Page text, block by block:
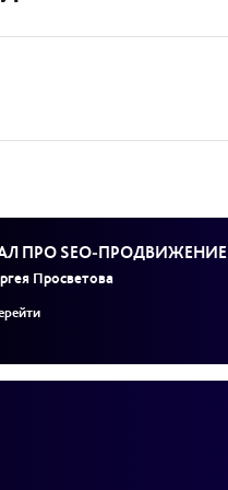
ПРО SEO‑ПРОДВИЖЕНИЕ
Просветова